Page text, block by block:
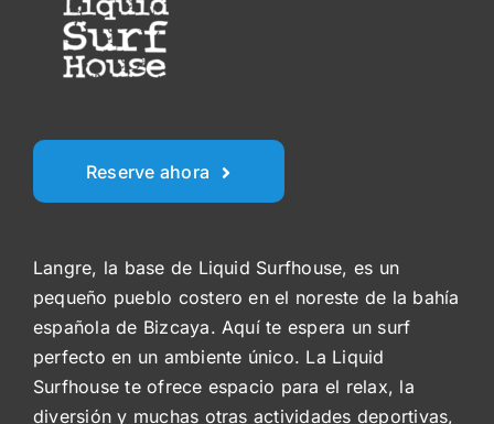
Reserve ahora
Langre, la base de Liquid Surfhouse, es un
pequeño pueblo costero en el noreste de la bahía
española de Bizcaya. Aquí te espera un surf
perfecto en un ambiente único. La Liquid
Surfhouse te ofrece espacio para el relax, la
diversión y muchas otras actividades deportivas,